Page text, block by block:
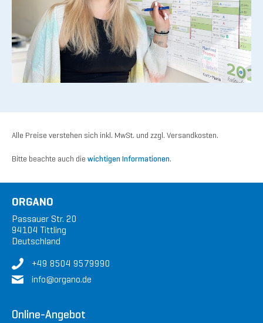
Alle Preise verstehen sich inkl. MwSt. und zzgl. Versandkosten.
Bitte beachte auch die wichtigen Informationen.
ORGANO
Passauer Str. 20
94104 Tittling
Deutschland
+49 8504 9579990
info@organo.de
Online-Angebot